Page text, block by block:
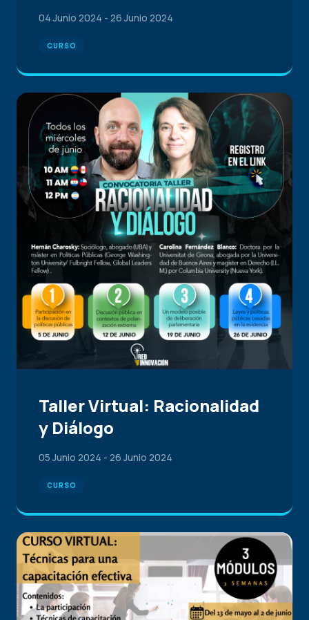
04 Junio 2024 - 26 Junio 2024
CURSO
Taller Virtual: Racionalidad
y Diálogo
05 Junio 2024 - 26 Junio 2024
CURSO